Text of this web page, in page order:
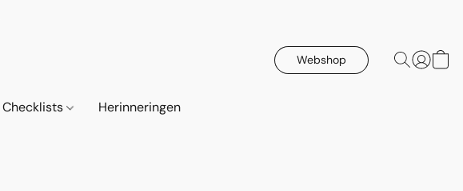
Webshop
Checklists Herinneringen